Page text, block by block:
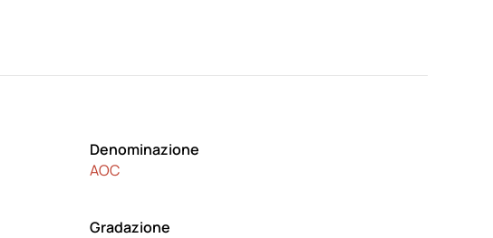
Denominazione
AOC
Gradazione